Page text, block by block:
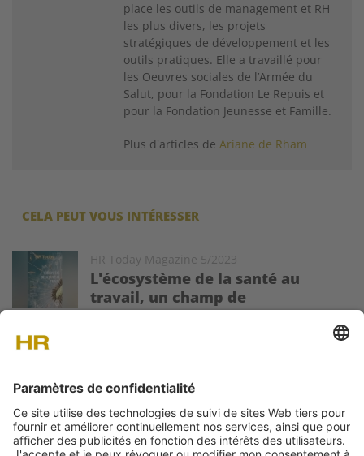
place les outils de management et RH
les plus divers, les projets
stratégiques de développement et les
outils pratiques. Elle a travaillé pour
les Oeuvres sociales de l’Armée du
Salut, pour la Fondation Le Repuis et
pour la Fondation Jeunesse et Famille.
Plus d'articles de Ariane de Rham
CELA PEUT VOUS INTÉRESSER
HR Today Magazine 5/2023
L'écosystème de la santé au
travail, un champ de
tensions qui coûte cher
Image
Le nouveau magazine HR Today est sorti! Le dossier de cette
édition se penche sur les enjeux et les acteurs de la santé au